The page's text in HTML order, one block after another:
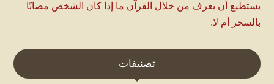
يستطيع أن يعرف من خلال القرآن ما إذا كان الشخص مصابًا
بالسحر أم لا.
تصنيفات